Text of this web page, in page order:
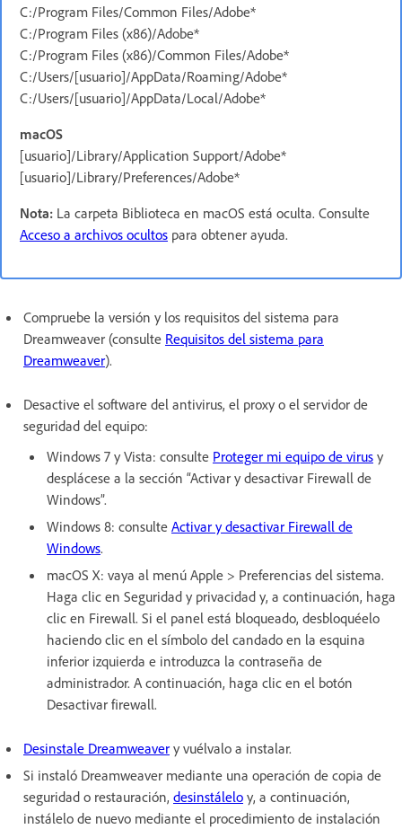
C:/Program Files/Common Files/Adobe*
C:/Program Files (x86)/Adobe*
C:/Program Files (x86)/Common Files/Adobe*
C:/Users/[usuario]/AppData/Roaming/Adobe*
C:/Users/[usuario]/AppData/Local/Adobe*
macOS
[usuario]/Library/Application Support/Adobe*
[usuario]/Library/Preferences/Adobe*
Nota: La carpeta Biblioteca en macOS está oculta. Consulte
Acceso a archivos ocultos para obtener ayuda.
Compruebe la versión y los requisitos del sistema para
Dreamweaver (consulte Requisitos del sistema para
Dreamweaver).
Desactive el software del antivirus, el proxy o el servidor de
seguridad del equipo:
Windows 7 y Vista: consulte Proteger mi equipo de virus y
desplácese a la sección “Activar y desactivar Firewall de
Windows”.
Windows 8: consulte Activar y desactivar Firewall de
Windows.
macOS X: vaya al menú Apple > Preferencias del sistema.
Haga clic en Seguridad y privacidad y, a continuación, haga
clic en Firewall. Si el panel está bloqueado, desbloquéelo
haciendo clic en el símbolo del candado en la esquina
inferior izquierda e introduzca la contraseña de
administrador. A continuación, haga clic en el botón
Desactivar firewall.
Desinstale Dreamweaver y vuélvalo a instalar.
Si instaló Dreamweaver mediante una operación de copia de
seguridad o restauración, desinstálelo y, a continuación,
instálelo de nuevo mediante el procedimiento de instalación